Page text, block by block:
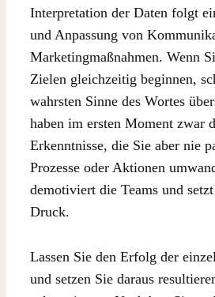
Interpretation der Daten folgt
und Anpassung von
Marketingmaßnahmen. Wenn
Zielen gleichzeitig beginnen,
wahrsten Sinne des Wortes
haben im ersten Moment zwar
Erkenntnisse, die Sie aber nie
Prozesse oder Aktionen
demotiviert die Teams und
Druck.
Lassen Sie den Erfolg der
und setzen Sie daraus